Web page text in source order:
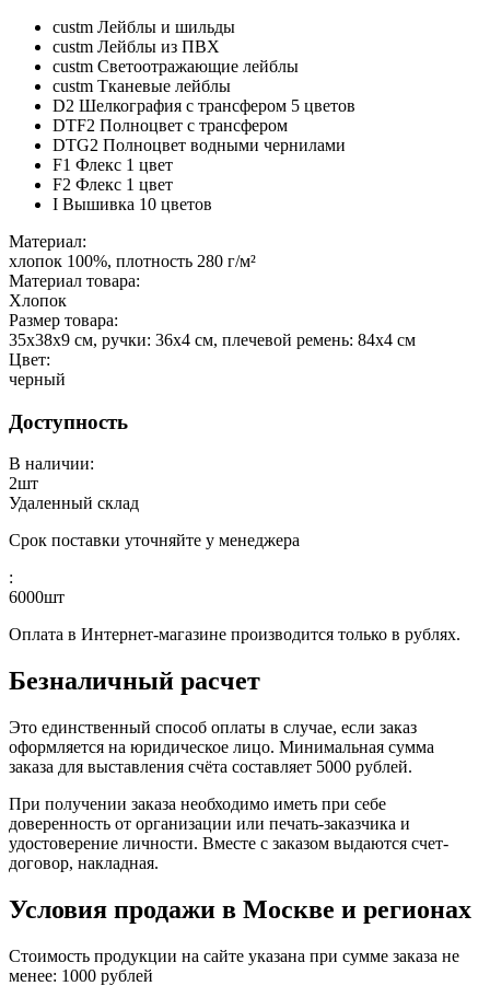
custm Лейблы и шильды
custm Лейблы из ПВХ
custm Светоотражающие лейблы
custm Тканевые лейблы
D2 Шелкография с трансфером 5 цветов
DTF2 Полноцвет с трансфером
DTG2 Полноцвет водными чернилами
F1 Флекс 1 цвет
F2 Флекс 1 цвет
I Вышивка 10 цветов
Материал:
хлопок 100%, плотность 280 г/м²
Материал товара:
Хлопок
Размер товара:
35х38х9 см, ручки: 36х4 см, плечевой ремень: 84х4 см
Цвет:
черный
Доступность
В наличии:
2шт
Удаленный склад
Срок поставки уточняйте у менеджера
:
6000шт
Оплата в Интернет-магазине производится только в рублях.
Безналичный расчет
Это единственный способ оплаты в случае, если заказ
оформляется на юридическое лицо. Минимальная сумма
заказа для выставления счёта составляет 5000 рублей.
При получении заказа необходимо иметь при себе
доверенность от организации или печать-заказчика и
удостоверение личности. Вместе с заказом выдаются счет-
договор, накладная.
Условия продажи в Москве и регионах
Стоимость продукции на сайте указана при сумме заказа не
менее: 1000 рублей